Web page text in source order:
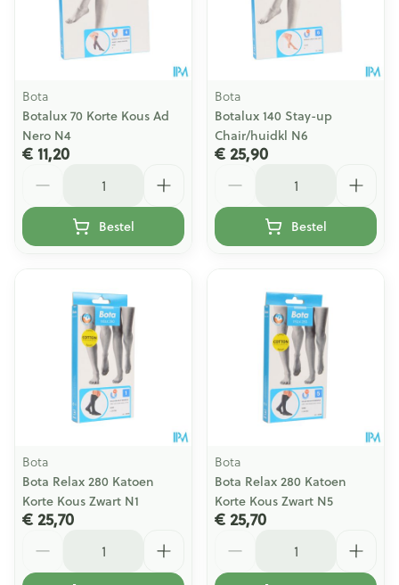
Bota
Botalux 70 Korte Kous Ad
Nero N4
€ 11,20
Bestel
Bota
Botalux 140 Stay-up
Chair/huidkl N6
€ 25,90
Bestel
Bota
Bota Relax 280 Katoen
Korte Kous Zwart N1
€ 25,70
Bota
Bota Relax 280 Katoen
Korte Kous Zwart N5
€ 25,70